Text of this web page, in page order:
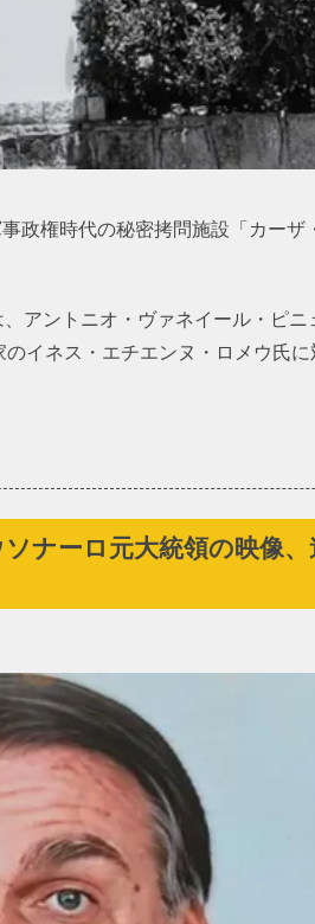
政権時代の秘密拷問施設「カーザ
アントニオ・ヴァネイール・ピ
イネス・エチエンヌ・ロメウ氏
ナーロ元大統領の映像